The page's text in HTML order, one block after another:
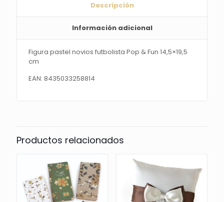
Descripción
Información adicional
Figura pastel novios futbolista Pop & Fun 14,5×19,5
cm
EAN: 8435033258814
Productos relacionados